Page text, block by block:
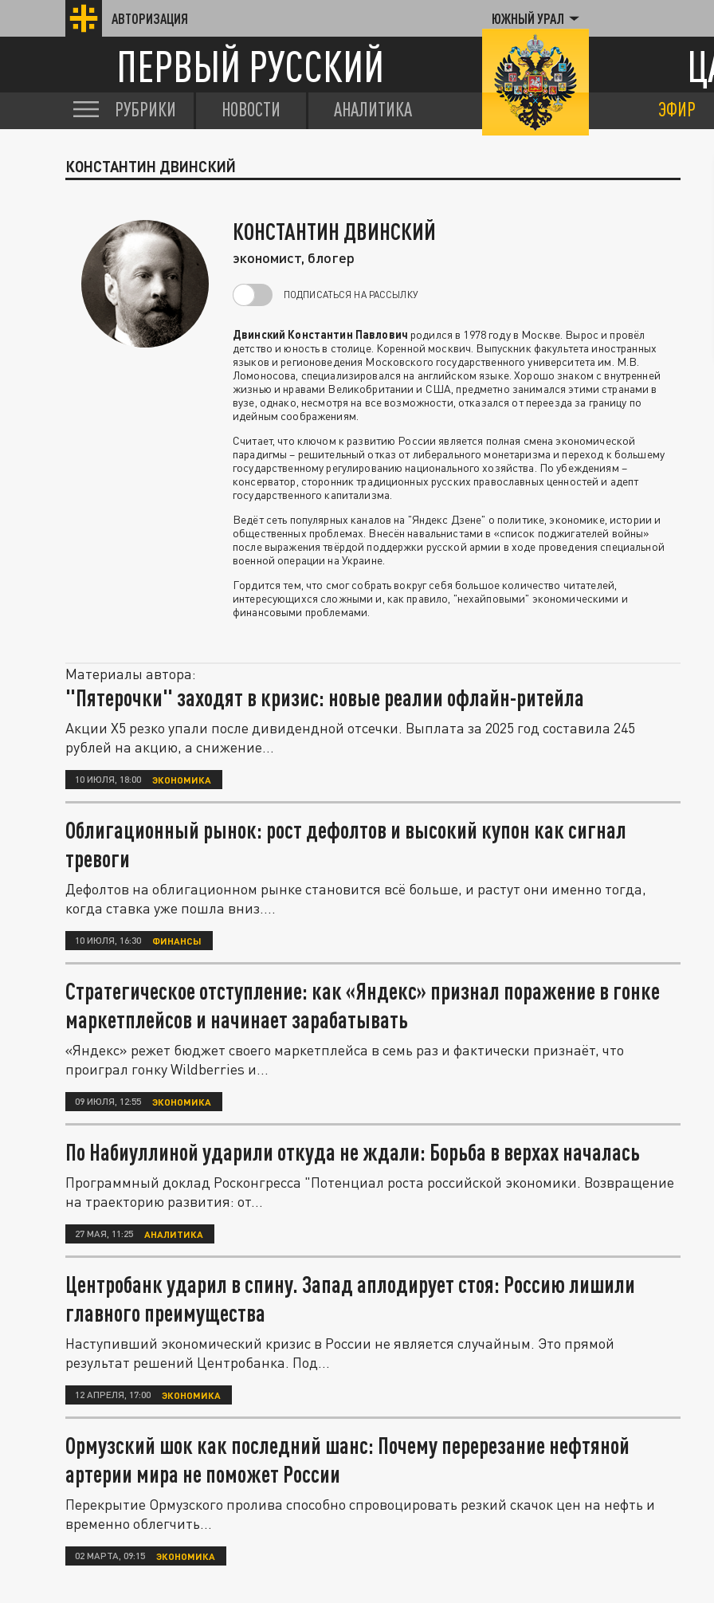
АВТОРИЗАЦИЯ ЮЖНЫЙ УРАЛ
ПЕРВЫЙ РУССКИЙ
РУБРИКИ НОВОСТИ АНАЛИТИКА ЭФИР
КОНСТАНТИН ДВИНСКИЙ
КОНСТАНТИН ДВИНСКИЙ
экономист, блогер
ПОДПИСАТЬСЯ НА РАССЫЛКУ
Двинский Константин Павлович родился в 1978 году в Москве. Вырос и провёл
детство и юность в столице. Коренной москвич. Выпускник факультета иностранных
языков и регионоведения Московского государственного университета им. М.В.
Ломоносова, специализировался на английском языке. Хорошо знаком с внутренней
жизнью и нравами Великобритании и США, предметно занимался этими странами в
вузе, однако, несмотря на все возможности, отказался от переезда за границу по
идейным соображениям.
Считает, что ключом к развитию России является полная смена экономической
парадигмы – решительный отказ от либерального монетаризма и переход к большему
государственному регулированию национального хозяйства. По убеждениям –
консерватор, сторонник традиционных русских православных ценностей и адепт
государственного капитализма.
Ведёт сеть популярных каналов на "Яндекс Дзене" о политике, экономике, истории и
общественных проблемах. Внесён навальнистами в «список поджигателей войны»
после выражения твёрдой поддержки русской армии в ходе проведения специальной
военной операции на Украине.
Гордится тем, что смог собрать вокруг себя большое количество читателей,
интересующихся сложными и, как правило, "нехайповыми" экономическими и
финансовыми проблемами.
Материалы автора:
"Пятерочки" заходят в кризис: новые реалии офлайн-ритейла
Акции X5 резко упали после дивидендной отсечки. Выплата за 2025 год составила 245
рублей на акцию, а снижение...
10 ИЮЛЯ, 18:00 ЭКОНОМИКА
Облигационный рынок: рост дефолтов и высокий купон как сигнал
тревоги
Дефолтов на облигационном рынке становится всё больше, и растут они именно тогда,
когда ставка уже пошла вниз....
10 ИЮЛЯ, 16:30 ФИНАНСЫ
Стратегическое отступление: как «Яндекс» признал поражение в гонке
маркетплейсов и начинает зарабатывать
«Яндекс» режет бюджет своего маркетплейса в семь раз и фактически признаёт, что
проиграл гонку Wildberries и...
09 ИЮЛЯ, 12:55 ЭКОНОМИКА
По Набиуллиной ударили откуда не ждали: Борьба в верхах началась
Программный доклад Росконгресса "Потенциал роста российской экономики. Возвращение
на траекторию развития: от...
27 МАЯ, 11:25 АНАЛИТИКА
Центробанк ударил в спину. Запад аплодирует стоя: Россию лишили
главного преимущества
Наступивший экономический кризис в России не является случайным. Это прямой
результат решений Центробанка. Под...
12 АПРЕЛЯ, 17:00 ЭКОНОМИКА
Ормузский шок как последний шанс: Почему перерезание нефтяной
артерии мира не поможет России
Перекрытие Ормузского пролива способно спровоцировать резкий скачок цен на нефть и
временно облегчить...
02 МАРТА, 09:15 ЭКОНОМИКА